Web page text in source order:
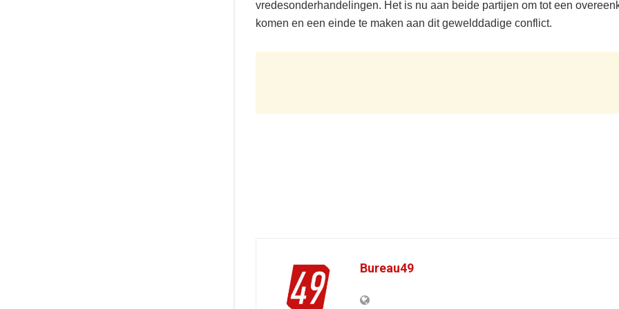
vredesonderhandelingen. Het is nu aan beide partijen om tot een
komen en een einde te maken aan dit gewelddadige conflict.
Bureau49